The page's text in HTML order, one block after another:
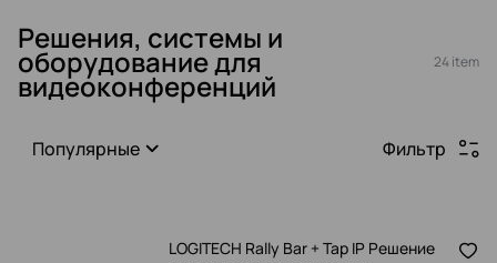
Решения, системы и
оборудование для
видеоконференций
24 item
Популярные Фильтр
LOGITECH Rally Bar + Tap IP Решение